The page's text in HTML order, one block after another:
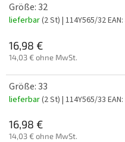
Größe: 32
lieferbar(2 St) | 114Y565/32EAN:
16,98 €
14,03 € ohne MwSt.
Größe: 33
lieferbar(2 St) | 114Y565/33 EAN:
16,98 €
14,03 € ohne MwSt.